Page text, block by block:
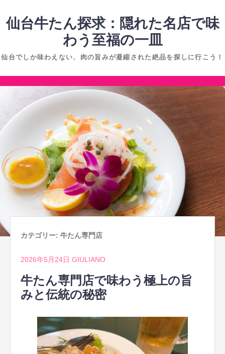
ン
ツ
へ
ス
プ
仙台牛たん探求：隠れた名店で味
わう至福の一皿
仙台でしか味わえない、肉の旨みが凝縮された絶品を探しに行こう！
コ
ン
へ
ス
キ
ッ
カテゴリー: 牛たん専門店
2026年5月24日 GIULIANO
牛たん専門店で味わう極上の旨
みと伝統の秘密